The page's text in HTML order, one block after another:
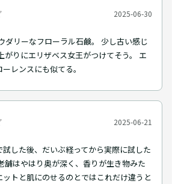
2025-06-30
ダリーなフローラル石鹸。 少し古い感じ
がりにエリザベス女王がつけてそう。 エ
レンスにも似てる。
2025-06-21
試した後、だいぶ経ってから実際に試した
舗はやはり奥が深く、香りが生き物みた
ットと肌にのせるのとではこれだけ違うと